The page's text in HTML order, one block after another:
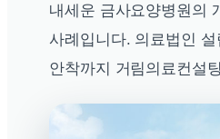
내세운 금사요양병원의
사례입니다. 의료법인
안착까지 거림의료컨설